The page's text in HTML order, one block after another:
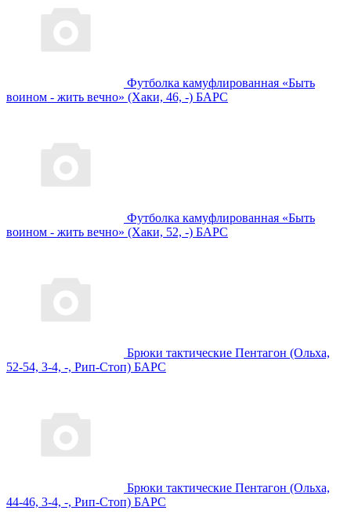
Футболка камуфлированная «Быть
воином - жить вечно» (Хаки, 46, -) БАРС
Футболка камуфлированная «Быть
воином - жить вечно» (Хаки, 52, -) БАРС
Брюки тактические Пентагон (Ольха,
52-54, 3-4, -, Рип-Стоп) БАРС
Брюки тактические Пентагон (Ольха,
44-46, 3-4, -, Рип-Стоп) БАРС